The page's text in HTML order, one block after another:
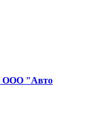
ООО "Авто